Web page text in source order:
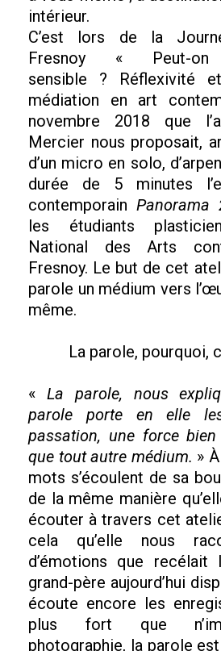
intérieur.
C’est lors de la
Fresnoy « Peut-
sensible ? Réflexivité
médiation en art
novembre 2018 que
Mercier nous proposait,
d’un micro en solo,
durée de 5 minutes
contemporain Panorama
les étudiants
National des Arts
Fresnoy. Le but de cet
parole un médium vers
même.
La parole, pourquoi,
« La parole, nous
parole porte en elle
passation, une force
que tout autre médium. »
mots s’écoulent de sa
de la même manière
écouter à travers cet
cela qu’elle nous
d’émotions que
grand-père aujourd’hui
écoute encore les
plus fort que
photographie, la parole